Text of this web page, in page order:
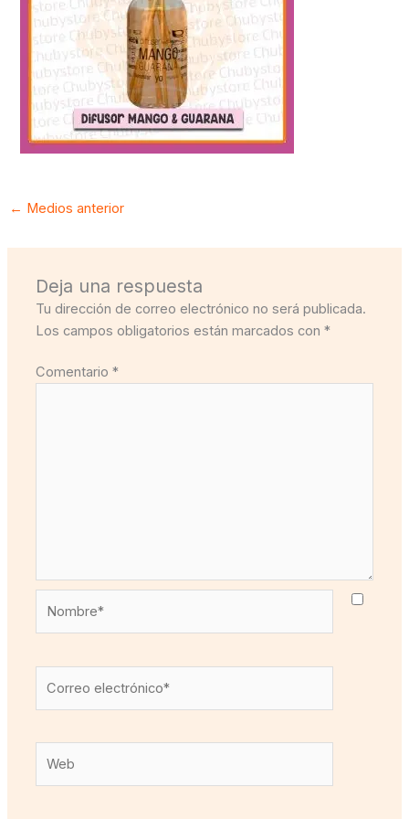
← Medios anterior
Deja una respuesta
Tu dirección de correo electrónico no será publicada.
Los campos obligatorios están marcados con*
Comentario*
electrónico*